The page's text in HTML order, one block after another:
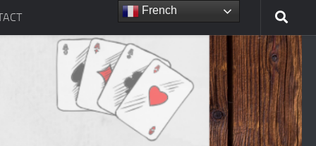
French